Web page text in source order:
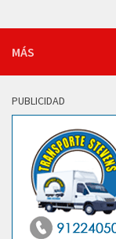
MÁS
PUBLICIDAD